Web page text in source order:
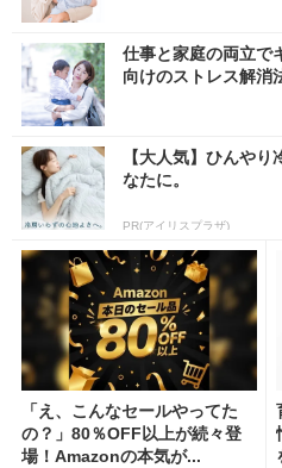
仕事と家庭の両立で
向けのストレス解消
【大人気】ひんや
なたに。
PR(アイリスプラザ)
「え、こんなセールやってた
の？」80％OFF以上が続々登
場！Amazonの本気が...